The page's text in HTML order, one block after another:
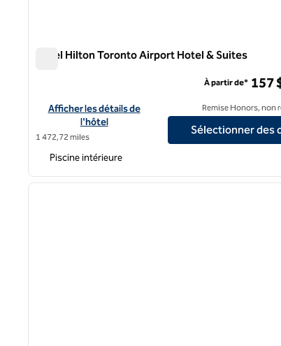
Hôtel Hilton Toronto Airport Hotel & Suites
Afficher les détails de l'hôtel Hilton Toronto Airport
Afficher les détails de
l'hôtel
1 472,72 miles
À partir de* 157
Remise Honors, non
Sélectionner des
Piscine intérieure
1 sur 12